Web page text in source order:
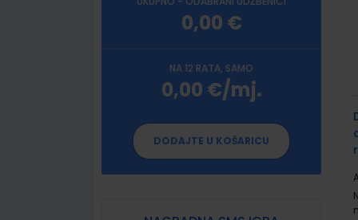
0,00 €
NA 12 RATA, SAMO
0,00 €/mj.
DODAJTE U KOŠARICU